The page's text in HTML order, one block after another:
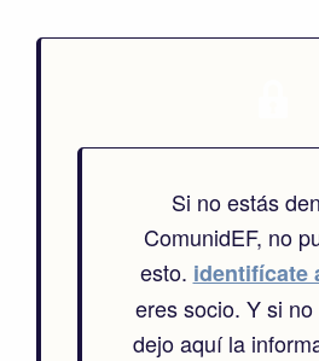
Si no estás
ComunidEF, no
esto. identifícate
eres socio. Y si
dejo aquí la